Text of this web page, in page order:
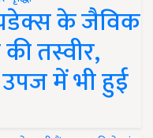
के जैविक
तस्वीर,
में भी हुई